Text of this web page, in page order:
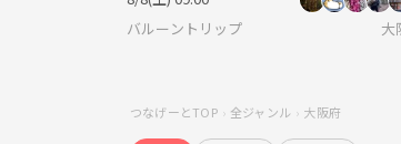
バルーントリップ
大
つなげーとTOP 全ジャンル 大阪府